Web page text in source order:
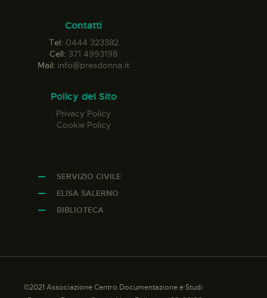
Contatti
Tel: 0444 323382
Cell: 371 4993198
Mail: info@presdonna.it
Policy del Sito
Privacy Policy
Cookie Policy
SERVIZIO CIVILE
ELISA SALERNO
BIBLIOTECA
©2021 Associazione Centro Documentazione e Studi